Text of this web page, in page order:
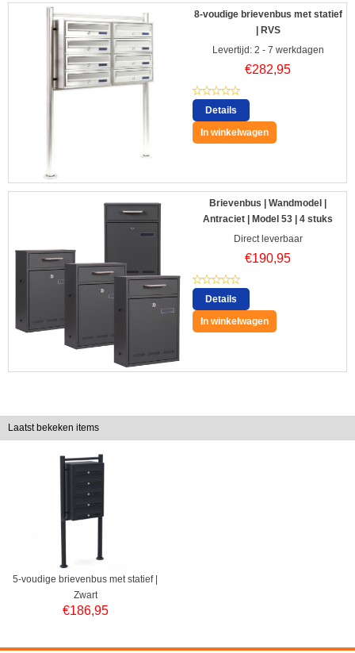
8-voudige brievenbus met statief
| RVS
Levertijd: 2 - 7 werkdagen
€282,95
Details
In winkelwagen
Brievenbus | Wandmodel |
Antraciet | Model 53 | 4 stuks
Direct leverbaar
€190,95
Details
In winkelwagen
Laatst bekeken items
5-voudige brievenbus met statief |
Zwart
€186,95